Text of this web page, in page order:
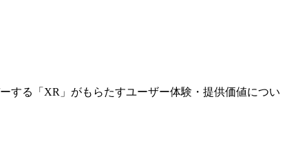
する「XR」がもらたすユーザー体験・提供価値につい